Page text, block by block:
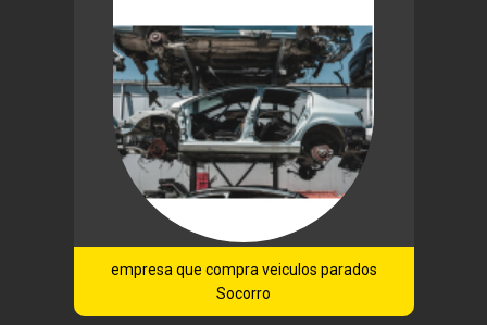
empresa que compra veiculos parados
Socorro